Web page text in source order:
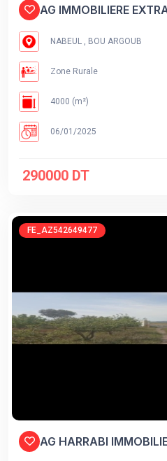
AG IMMOBILIERE
NABEUL , BOU ARGOUB
Zone Rurale
4000 (m²)
06/01/2025
290000 DT
FE_AZ542649477
AG HARRABI